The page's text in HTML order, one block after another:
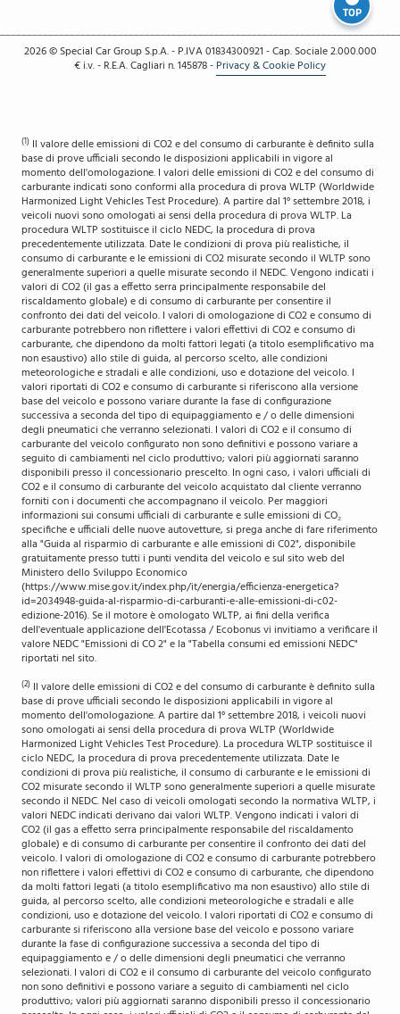
TOP
2026© Special Car Group S.p.A. - P.IVA 01834300921 - Cap. Sociale 2.000.000
€ i.v. - R.E.A. Cagliari n. 145878- Privacy & Cookie Policy
(1) Il valore delle emissioni di CO2 e del consumo di carburante è definito sulla
base di prove ufficiali secondo le disposizioni applicabili in vigore al
momento dell'omologazione. I valori delle emissioni di CO2 e del consumo di
carburante indicati sono conformi alla procedura di prova WLTP (Worldwide
Harmonized Light Vehicles Test Procedure). A partire dal 1° settembre 2018, i
veicoli nuovi sono omologati ai sensi della procedura di prova WLTP. La
procedura WLTP sostituisce il ciclo NEDC, la procedura di prova
precedentemente utilizzata. Date le condizioni di prova più realistiche, il
consumo di carburante e le emissioni di CO2 misurate secondo il WLTP sono
generalmente superiori a quelle misurate secondo il NEDC. Vengono indicati i
valori di CO2 (il gas a effetto serra principalmente responsabile del
riscaldamento globale) e di consumo di carburante per consentire il
confronto dei dati del veicolo. I valori di omologazione di CO2 e consumo di
carburante potrebbero non riflettere i valori effettivi di CO2 e consumo di
carburante, che dipendono da molti fattori legati (a titolo esemplificativo ma
non esaustivo) allo stile di guida, al percorso scelto, alle condizioni
meteorologiche e stradali e alle condizioni, uso e dotazione del veicolo. I
valori riportati di CO2 e consumo di carburante si riferiscono alla versione
base del veicolo e possono variare durante la fase di configurazione
successiva a seconda del tipo di equipaggiamento e / o delle dimensioni
degli pneumatici che verranno selezionati. I valori di CO2 e il consumo di
carburante del veicolo configurato non sono definitivi e possono variare a
seguito di cambiamenti nel ciclo produttivo; valori più aggiornati saranno
disponibili presso il concessionario prescelto. In ogni caso, i valori ufficiali di
CO2 e il consumo di carburante del veicolo acquistato dal cliente verranno
forniti con i documenti che accompagnano il veicolo. Per maggiori
informazioni sui consumi ufficiali di carburante e sulle emissioni di CO₂
specifiche e ufficiali delle nuove autovetture, si prega anche di fare riferimento
alla "Guida al risparmio di carburante e alle emissioni di C02", disponibile
gratuitamente presso tutti i punti vendita del veicolo e sul sito web del
Ministero dello Sviluppo Economico
(https://www.mise.gov.it/index.php/it/energia/efficienza-energetica?
id=2034948-guida-al-risparmio-di-carburanti-e-alle-emissioni-di-c02-
edizione-2016). Se il motore è omologato WLTP, ai fini della verifica
dell'eventuale applicazione dell'Ecotassa / Ecobonus vi invitiamo a verificare il
valore NEDC "Emissioni di CO 2" e la "Tabella consumi ed emissioni NEDC"
riportati nel sito.
(2) Il valore delle emissioni di CO2 e del consumo di carburante è definito sulla
base di prove ufficiali secondo le disposizioni applicabili in vigore al
momento dell'omologazione. A partire dal 1° settembre 2018, i veicoli nuovi
sono omologati ai sensi della procedura di prova WLTP (Worldwide
Harmonized Light Vehicles Test Procedure). La procedura WLTP sostituisce il
ciclo NEDC, la procedura di prova precedentemente utilizzata. Date le
condizioni di prova più realistiche, il consumo di carburante e le emissioni di
CO2 misurate secondo il WLTP sono generalmente superiori a quelle misurate
secondo il NEDC. Nel caso di veicoli omologati secondo la normativa WLTP, i
valori NEDC indicati derivano dai valori WLTP. Vengono indicati i valori di
CO2 (il gas a effetto serra principalmente responsabile del riscaldamento
globale) e di consumo di carburante per consentire il confronto dei dati del
veicolo. I valori di omologazione di CO2 e consumo di carburante potrebbero
non riflettere i valori effettivi di CO2 e consumo di carburante, che dipendono
da molti fattori legati (a titolo esemplificativo ma non esaustivo) allo stile di
guida, al percorso scelto, alle condizioni meteorologiche e stradali e alle
condizioni, uso e dotazione del veicolo. I valori riportati di CO2 e consumo di
carburante si riferiscono alla versione base del veicolo e possono variare
durante la fase di configurazione successiva a seconda del tipo di
equipaggiamento e / o delle dimensioni degli pneumatici che verranno
selezionati. I valori di CO2 e il consumo di carburante del veicolo configurato
non sono definitivi e possono variare a seguito di cambiamenti nel ciclo
produttivo; valori più aggiornati saranno disponibili presso il concessionario